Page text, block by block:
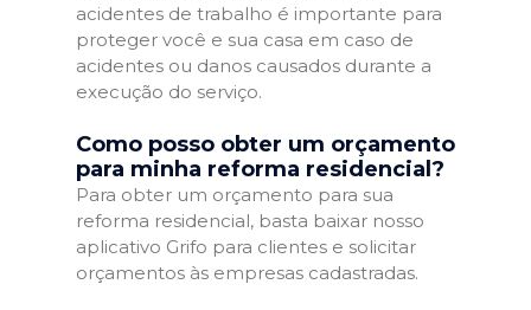
acidentes de trabalho é importante para
proteger você e sua casa em caso de
acidentes ou danos causados durante a
execução do serviço.
Como posso obter um orçamento
para minha reforma residencial?
Para obter um orçamento para sua
reforma residencial, basta baixar nosso
aplicativo Grifo para clientes e solicitar
orçamentos às empresas cadastradas.